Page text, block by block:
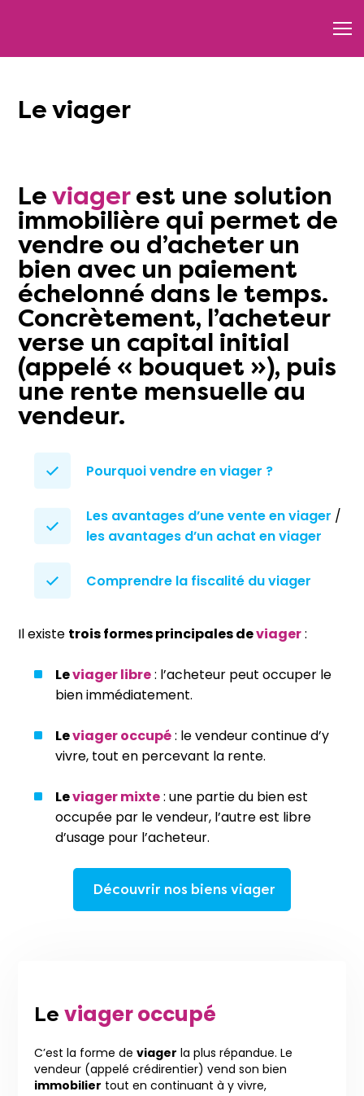
Le viager
Leviager est une solution
immobilière qui permet de
vendre ou d’acheter un
bien avec un paiement
échelonné dans le temps.
Concrètement, l’acheteur
verse un capital initial
(appelé « bouquet »), puis
une rente mensuelle au
vendeur.
Pourquoi vendre en viager ?
Les avantages d’une vente en viager /
les avantages d’un achat en viager
Comprendre la fiscalité du viager
Il existe trois formes principales deviager:
Leviager libre: l’acheteur peut occuper le
bien immédiatement.
Leviager occupé: le vendeur continue d’y
vivre, tout en percevant la rente.
Leviager mixte: une partie du bien est
occupée par le vendeur, l’autre est libre
d’usage pour l’acheteur.
Découvrir nos biens viager
Le viager occupé
C’est la forme de viager la plus répandue. Le
vendeur (appelé crédirentier) vend son bien
immobilier tout en continuant à y vivre,